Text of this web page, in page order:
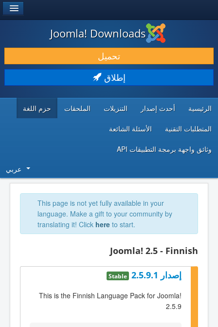
حمل & ومدد
اكتشف & تعلم
Joomla! Downloads
تحميل
إطلاق
الرئيسية أحدث إصدار التنزيلات الملحقات حزم اللغة
المتطلبات التقنية الأسئلة الشائعة
وثائق واجهة برمجة التطبيقات API
عربي
This page is not yet fully available in your
language. Make a gift to your community by
translating it! Click here to start.
Joomla! 2.5 - Finnish
إصدار 2.5.9.1 Stable
This is the Finnish Language Pack for Joomla!
2.5.9